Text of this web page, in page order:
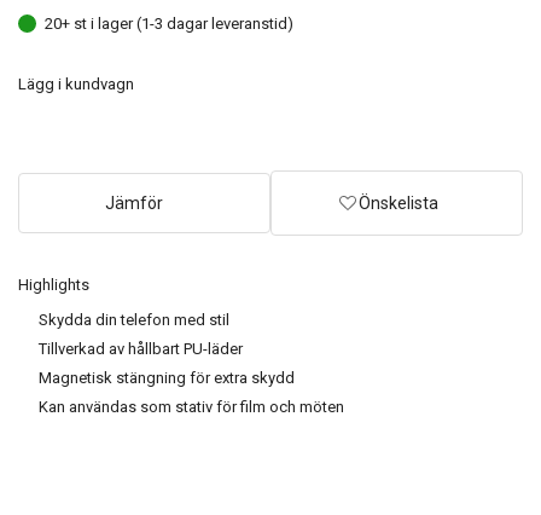
Highlights
Skydda din telefon med stil
Tillverkad av hållbart PU-läder
Magnetisk stängning för extra skydd
Kan användas som stativ för film och möten
20+ st i lager (1-3 dagar leveranstid)
Lägg i kundvagn
Jämför Önskelista